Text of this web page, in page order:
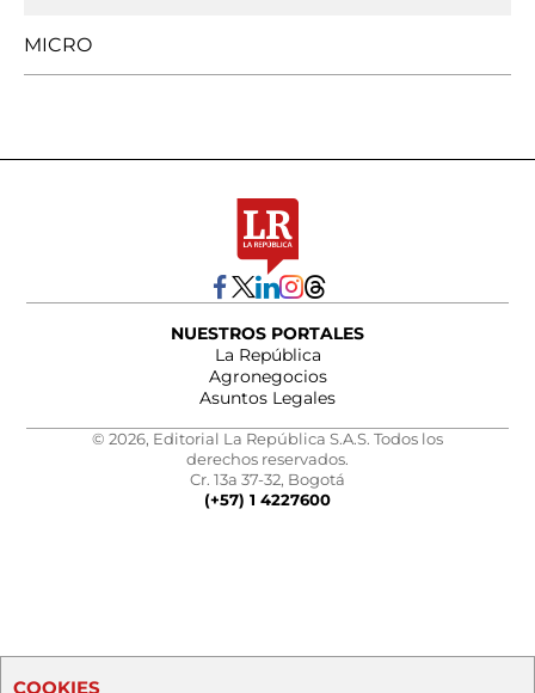
MICRO
NUESTROS PORTALES
La República
Agronegocios
Asuntos Legales
© 2026, Editorial La República S.A.S. Todos los
derechos reservados.
Cr. 13a 37-32, Bogotá
(+57) 1 4227600
COOKIES